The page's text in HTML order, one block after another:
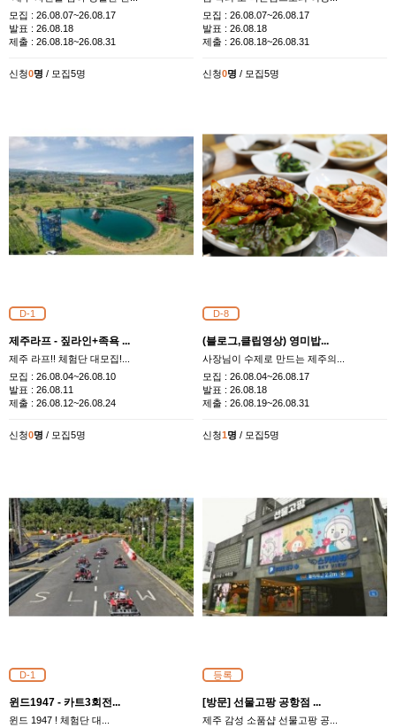
모집 : 26.08.07~26.08.17
발표 : 26.08.18
제출 : 26.08.18~26.08.31
신청0명 / 모집5명
모집 : 26.08.07~26.08.17
발표 : 26.08.18
제출 : 26.08.18~26.08.31
신청0명 / 모집5명
D-1
제주라프 - 짚라인+족욕 ...
제주 라프!! 체험단 대모집!...
모집 : 26.08.04~26.08.10
발표 : 26.08.11
제출 : 26.08.12~26.08.24
신청0명 / 모집5명
D-8
(블로그,클립영상) 영미밥...
사장님이 수제로 만드는 제주의...
모집 : 26.08.04~26.08.17
발표 : 26.08.18
제출 : 26.08.19~26.08.31
신청1명 / 모집5명
D-1
윈드1947 - 카트3회전...
​윈드 1947 ! 체험단 대...
등록
[방문] 선물고팡 공항점 ...
제주 감성 소품샵 선물고팡 공...